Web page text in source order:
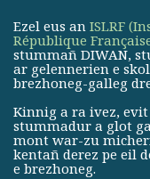
Ezel eus an ISLRF
République
stummañ DIWAN,
ar gelennerien e
brezhoneg-galleg
Kinnig a ra ivez,
stummadur a glot
mont war-zu
kentañ derez pe eil
e brezhoneg.